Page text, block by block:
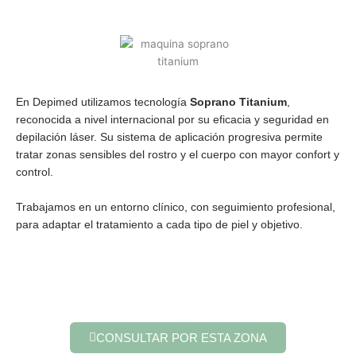
En Depimed utilizamos tecnología Soprano Titanium,
reconocida a nivel internacional por su eficacia y seguridad en
depilación láser. Su sistema de aplicación progresiva permite
tratar zonas sensibles del rostro y el cuerpo con mayor confort y
control.
Trabajamos en un entorno clínico, con seguimiento profesional,
para adaptar el tratamiento a cada tipo de piel y objetivo.
CONSULTAR POR ESTA ZONA